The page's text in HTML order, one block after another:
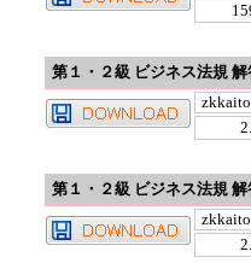
第１・２級 ビジネス法規
第１・２級 ビジネス法規